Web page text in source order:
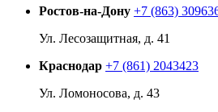
Ростов-на-Дону +7 (863)
Ул. Лесозащитная, д. 41
Краснодар +7 (861) 2043423
Ул. Ломоносова, д. 43